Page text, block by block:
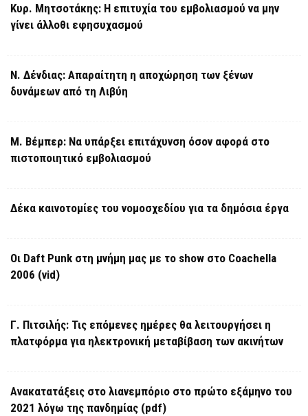
Κυρ. Μητσοτάκης: Η επιτυχία του εμβολιασμού να μην
γίνει άλλοθι εφησυχασμού
Ν. Δένδιας: Απαραίτητη η αποχώρηση των ξένων
δυνάμεων από τη Λιβύη
Μ. Βέμπερ: Να υπάρξει επιτάχυνση όσον αφορά στο
πιστοποιητικό εμβολιασμού
Δέκα καινοτομίες του νομοσχεδίου για τα δημόσια έργα
Οι Daft Punk στη μνήμη μας με το show στο Coachella
2006 (vid)
Γ. Πιτσιλής: Τις επόμενες ημέρες θα λειτουργήσει η
πλατφόρμα για ηλεκτρονική μεταβίβαση των ακινήτων
Ανακατατάξεις στο λιανεμπόριο στο πρώτο εξάμηνο του
2021 λόγω της πανδημίας (pdf)